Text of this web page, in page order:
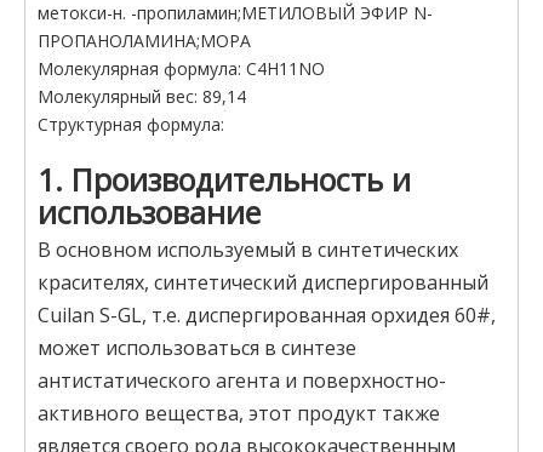
метокси-н. -пропиламин;МЕТИЛОВЫЙ ЭФИР N-
ПРОПАНОЛАМИНА;MOPA
Молекулярная формула: C4H11NO
Молекулярный вес: 89,14
Структурная формула:
1. Производительность и
использование
В основном используемый в синтетических
красителях, синтетический диспергированный
Cuilan S-GL, т.е. диспергированная орхидея 60#,
может использоваться в синтезе
антистатического агента и поверхностно-
активного вещества, этот продукт также
является своего рода высококачественным